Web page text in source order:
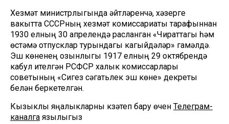
Хезмәт министрлыгында әйтүләренчә, хәзерге
вакытта СССРның хезмәт комиссариаты тарафыннан
1930 елның 30 апрелендә расланган «Чираттагы һәм
өстәмә отпусклар турындагы кагыйдәләр» гамәлдә.
Эш көненең озынлыгы 1917 елның 29 октябрендә
кабул ителгән РСФСР халык комиссарлары
советының «Сигез сәгатьлек эш көне» декреты
белән беркетелгән.
Кызыклы яңалыкларны күзәтеп бару өчен Телеграм-
каналга язылыгыз